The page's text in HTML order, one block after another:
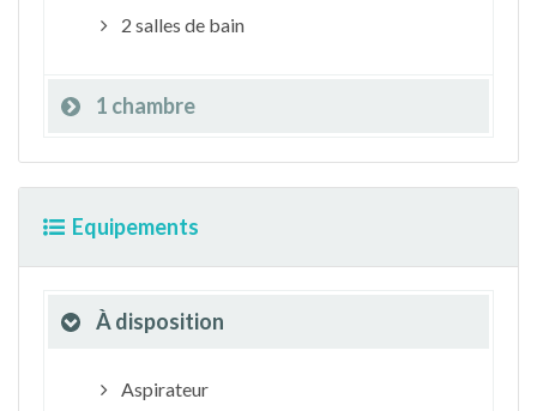
2 salles de bain
1 chambre
Equipements
À disposition
Aspirateur